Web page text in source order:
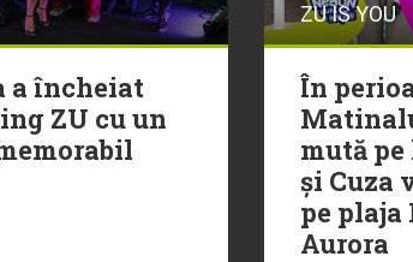
a încheiat
ZU cu un
ZU IS YOU
În
mută pe
și Cuza
pe plaja
Aurora